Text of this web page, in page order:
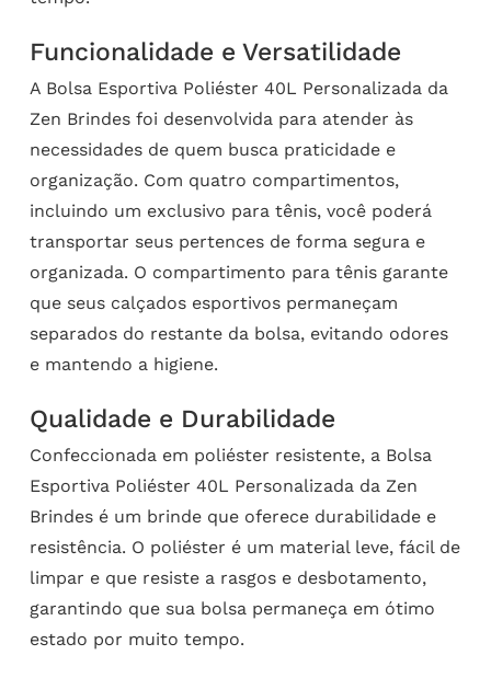
Funcionalidade e Versatilidade
A Bolsa Esportiva Poliéster 40L Personalizada da
Zen Brindes foi desenvolvida para atender às
necessidades de quem busca praticidade e
organização. Com quatro compartimentos,
incluindo um exclusivo para tênis, você poderá
transportar seus pertences de forma segura e
organizada. O compartimento para tênis garante
que seus calçados esportivos permaneçam
separados do restante da bolsa, evitando odores
e mantendo a higiene.
Qualidade e Durabilidade
Confeccionada em poliéster resistente, a Bolsa
Esportiva Poliéster 40L Personalizada da Zen
Brindes é um brinde que oferece durabilidade e
resistência. O poliéster é um material leve, fácil de
limpar e que resiste a rasgos e desbotamento,
garantindo que sua bolsa permaneça em ótimo
estado por muito tempo.